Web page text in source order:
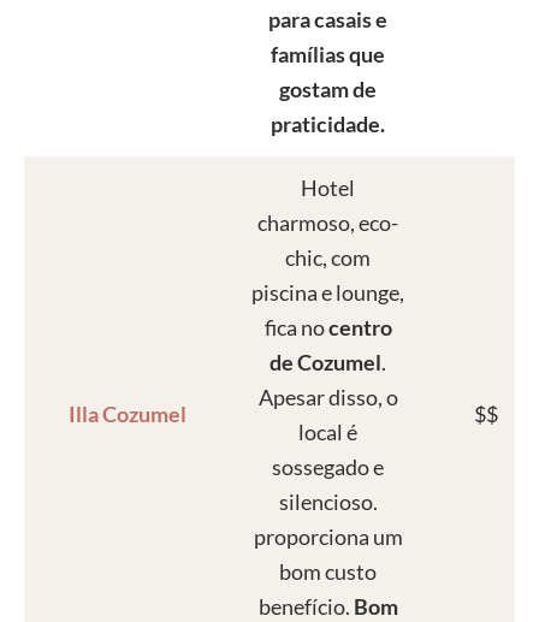
para casais e
famílias que
gostam de
praticidade.
Illa Cozumel
Hotel
charmoso, eco-
chic, com
piscina e lounge,
fica nocentro
de Cozumel.
Apesar disso, o
local é
sossegado e
silencioso.
proporciona um
bom custo
benefício. Bom
$$